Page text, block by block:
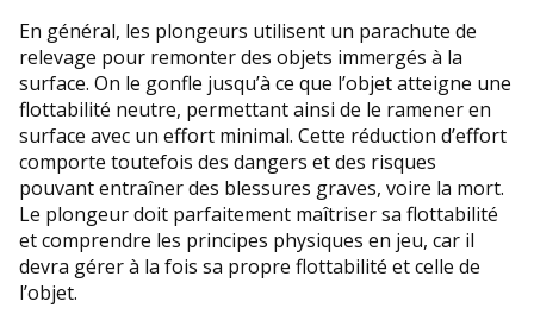
En général, les plongeurs utilisent un parachute de
relevage pour remonter des objets immergés à la
surface. On le gonfle jusqu’à ce que l’objet atteigne une
flottabilité neutre, permettant ainsi de le ramener en
surface avec un effort minimal. Cette réduction d’effort
comporte toutefois des dangers et des risques
pouvant entraîner des blessures graves, voire la mort.
Le plongeur doit parfaitement maîtriser sa flottabilité
et comprendre les principes physiques en jeu, car il
devra gérer à la fois sa propre flottabilité et celle de
l’objet.